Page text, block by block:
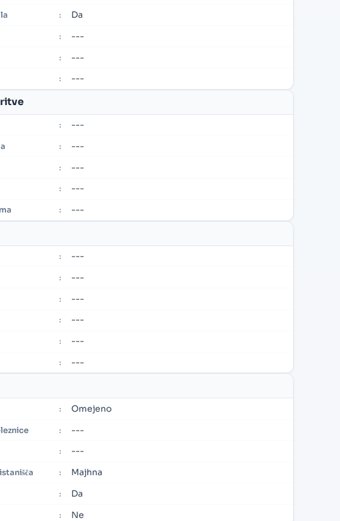
: Da
: ---
: ---
: ---
: ---
: ---
: ---
: ---
: ---
: ---
: ---
: ---
: ---
: ---
: ---
: Omejeno
: ---
: ---
: Majhna
: Da
: Ne